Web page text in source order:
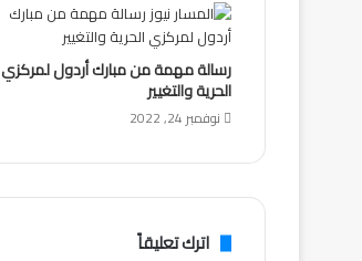
رسالة مهمة من مبارك أردول لمركزي
الحرية والتغيير
نوفمبر 24, 2022
اترك تعليقاً